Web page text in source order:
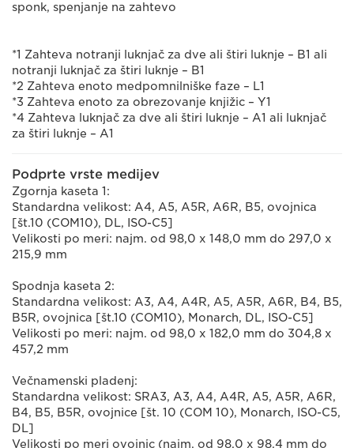
sponk, spenjanje na zahtevo
*1 Zahteva notranji luknjač za dve ali štiri luknje – B1 ali
notranji luknjač za štiri luknje – B1
*2 Zahteva enoto medpomnilniške faze – L1
*3 Zahteva enoto za obrezovanje knjižic – Y1
*4 Zahteva luknjač za dve ali štiri luknje – A1 ali luknjač
za štiri luknje – A1
Podprte vrste medijev
Zgornja kaseta 1:
Standardna velikost: A4, A5, A5R, A6R, B5, ovojnica
[št.10 (COM10), DL, ISO-C5]
Velikosti po meri: najm. od 98,0 x 148,0 mm do 297,0 x
215,9 mm
Spodnja kaseta 2:
Standardna velikost: A3, A4, A4R, A5, A5R, A6R, B4, B5,
B5R, ovojnica [št.10 (COM10), Monarch, DL, ISO-C5]
Velikosti po meri: najm. od 98,0 x 182,0 mm do 304,8 x
457,2 mm
Večnamenski pladenj:
Standardna velikost: SRA3, A3, A4, A4R, A5, A5R, A6R,
B4, B5, B5R, ovojnice [št. 10 (COM 10), Monarch, ISO-C5,
DL]
Velikosti po meri ovojnic (najm. od 98,0 x 98,4 mm do